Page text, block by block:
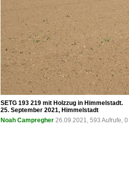
SETG 193 219 mit Holzzug in Himmelstadt.
25. September 2021, Himmelstadt
Noah Campregher 26.09.2021, 593 Aufrufe,